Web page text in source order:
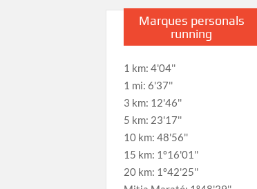
Marques personals
running
1 km: 4'04''
1 mi: 6'37''
3 km: 12'46''
5 km: 23'17''
10 km: 48'56''
15 km: 1º16'01''
20 km: 1º42'25''